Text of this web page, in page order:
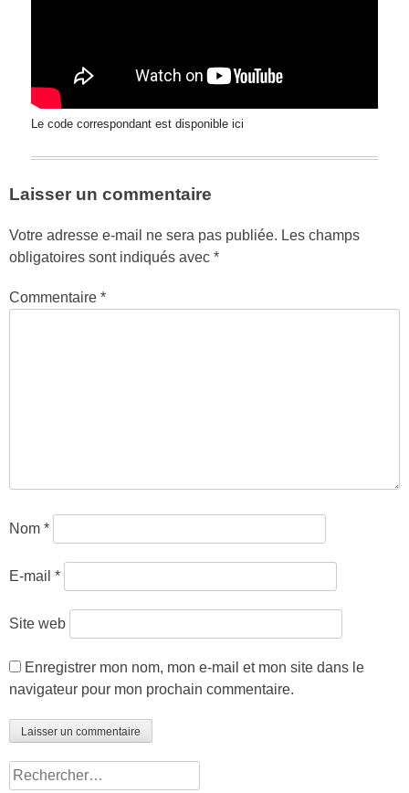
Le code correspondant est disponible ici
Laisser un commentaire
Votre adresse e-mail ne sera pas publiée. Les champs
obligatoires sont indiqués avec *
Commentaire *
Nom *
E-mail *
Site web
Enregistrer mon nom, mon e-mail et mon site dans le
navigateur pour mon prochain commentaire.
Rechercher :